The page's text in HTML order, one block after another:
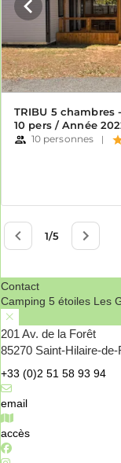
Contact
Camping 5 étoiles Les
201 Av. de la Forêt
85270 Saint-Hilaire-de-
+33 (0)2 51 58 93 94
email
accès